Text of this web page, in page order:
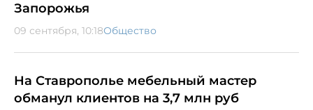
Запорожья
09 сентября, 10:18Общество
На Ставрополье мебельный мастер
обманул клиентов на 3,7 млн руб